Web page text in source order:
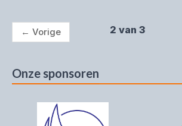
← Vorige 2 van 3
Onze sponsoren